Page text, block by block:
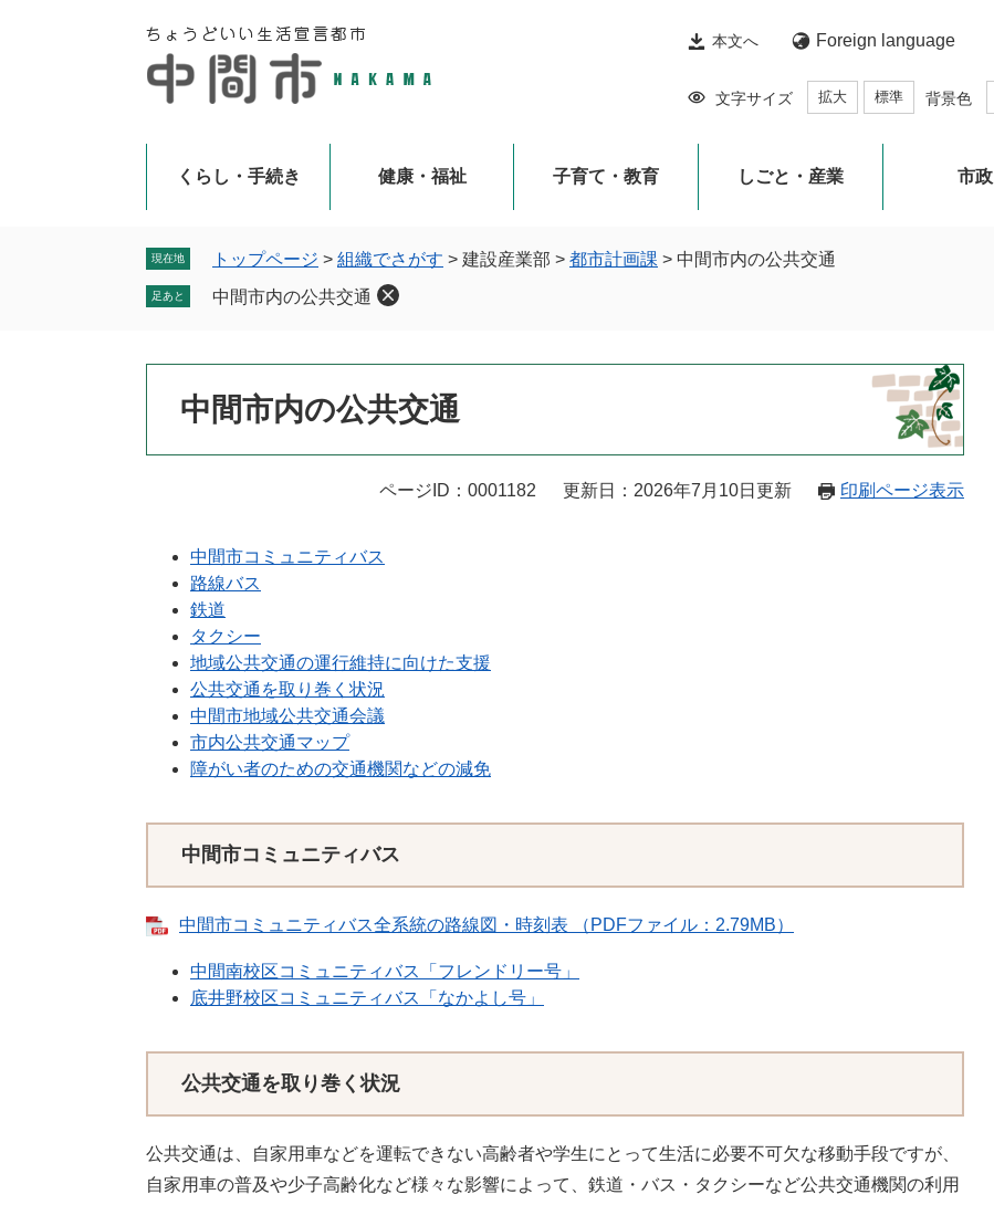
本文へ Foreign language
文字サイズ 拡大 標準 背景色
くらし・手続き 健康・福祉 子育て・教育 しごと・産業 市政
現在地 トップページ > 組織でさがす > 建設産業部 > 都市計画課 > 中間市内の公共交通
足あと 中間市内の公共交通
中間市内の公共交通
ページID：0001182 更新日：2026年7月10日更新 印刷ページ表示
中間市コミュニティバス
路線バス
鉄道
タクシー
地域公共交通の運行維持に向けた支援
公共交通を取り巻く状況
中間市地域公共交通会議
市内公共交通マップ
障がい者のための交通機関などの減免
中間市コミュニティバス
中間市コミュニティバス全系統の路線図・時刻表 （PDFファイル：2.79MB）
中間南校区コミュニティバス「フレンドリー号」
底井野校区コミュニティバス「なかよし号」
公共交通を取り巻く状況
公共交通は、自家用車などを運転できない高齢者や学生にとって生活に必要不可欠な移動手段ですが、
自家用車の普及や少子高齢化など様々な影響によって、鉄道・バス・タクシーなど公共交通機関の利用